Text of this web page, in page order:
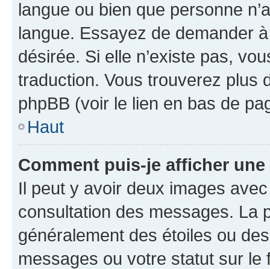
langue ou bien que personne
langue. Essayez de demander
désirée. Si elle n’existe pas,
traduction. Vous trouverez plus
phpBB (voir le lien en bas de
Haut
Comment puis-je afficher
Il peut y avoir deux images
consultation des messages. La
généralement des étoiles ou
messages ou votre statut sur